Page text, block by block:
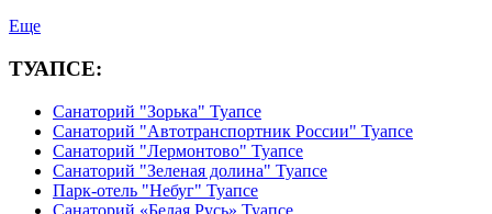
Еще
ТУАПСЕ:
Санаторий "Зорька" Туапсе
Санаторий "Автотранспортник России" Туапсе
Санаторий "Лермонтово" Туапсе
Санаторий "Зеленая долина" Туапсе
Парк-отель "Небуг" Туапсе
Санаторий «Белая Русь» Туапсе